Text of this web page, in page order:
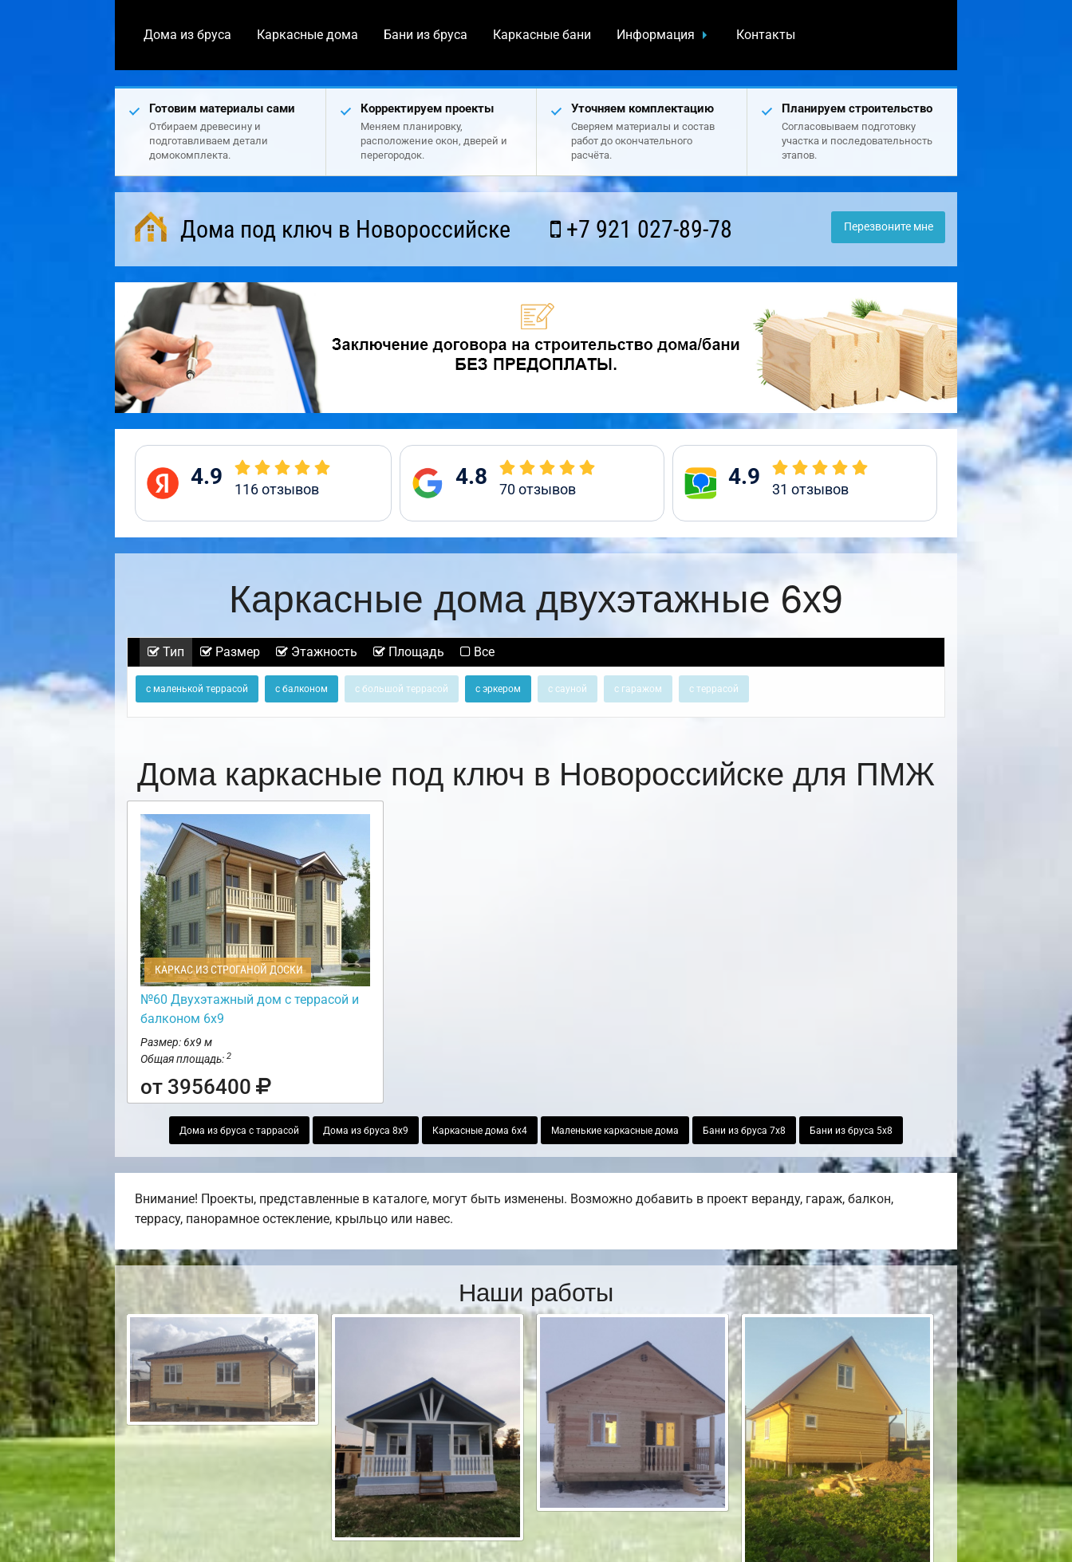
Дома из бруса Каркасные дома Бани из бруса Каркасные бани Информация Контакты
Готовим материалы сами
Отбираем древесину и
подготавливаем детали
домокомплекта.
Корректируем проекты
Меняем планировку,
расположение окон, дверей и
перегородок.
Уточняем комплектацию
Сверяем материалы и состав
работ до окончательного
расчёта.
Планируем строительство
Согласовываем подготовку
участка и последовательность
этапов.
Дома под ключ в Новороссийске +7 921 027-89-78 Перезвоните мне
4.9 116отзывов 4.8 70отзывов 4.9 31 отзывов
Каркасные дома двухэтажные 6х9
Тип Размер Этажность Площадь Все
с маленькой террасой с балконом с большой террасой с эркером с сауной с гаражом с террасой
Дома каркасные под ключ в Новороссийске для ПМЖ
КАРКАС ИЗ СТРОГАНОЙ ДОСКИ
№60 Двухэтажный дом с террасой и
балконом 6х9
Размер: 6х9 м
Общая площадь: 2
от 3956400
Дома из бруса с таррасой Дома из бруса 8х9 Каркасные дома 6х4 Маленькие каркасные дома Бани из бруса 7х8 Бани из бруса 5х8
Внимание! Проекты, представленные в каталоге, могут быть изменены. Возможно добавить в проект веранду, гараж, балкон,
террасу, панорамное остекление, крыльцо или навес.
Наши работы